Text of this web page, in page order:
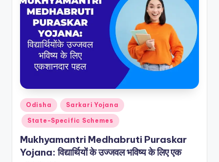
Posted
in
Odisha Sarkari Yojana
State-Specific Schemes
Mukhyamantri Medhabruti Puraskar
Yojana: विद्यार्थियों के उज्जवल भविष्य के लिए एक